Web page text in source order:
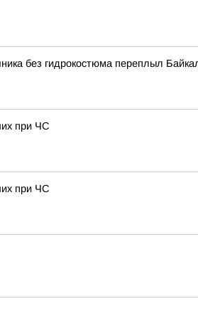
без гидрокостюма переплыл
при ЧС
при ЧС